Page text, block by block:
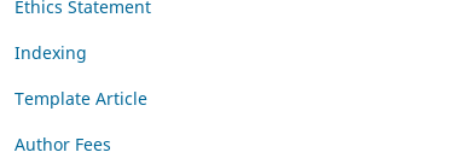
Ethics Statement
Indexing
Template Article
Author Fees